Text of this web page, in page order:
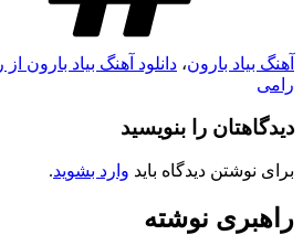
آهنگ بیاد بارون، دانلود آهنگ بیاد بارون
رامی
دیدگاهتان را بنویسید
برای نوشتن دیدگاه باید وارد بشوید.
راهبری نوشته